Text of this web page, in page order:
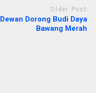
Older Post
Dewan Dorong Budi Daya
Bawang Merah